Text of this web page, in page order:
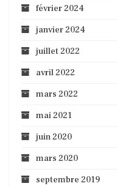
février 2024
janvier 2024
juillet 2022
avril 2022
mars 2022
mai 2021
juin 2020
mars 2020
septembre 2019